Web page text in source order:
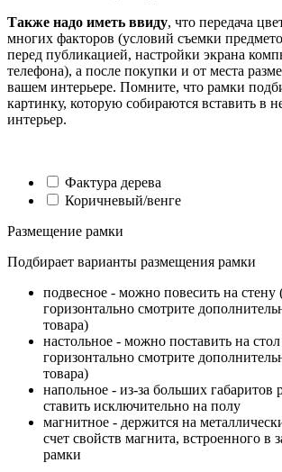
Также надо иметь ввиду, что передача
многих факторов (условий съемки
перед публикацией, настройки экрана
телефона), а после покупки и от места
вашем интерьере. Помните, что рамки
картинку, которую собираются вставить в
интерьер.
Фактура дерева
Коричневый/венге
Размещение рамки
Подбирает варианты размещения рамки
подвесное - можно повесить на стену
горизонтально смотрите
товара)
настольное - можно поставить на
горизонтально смотрите
товара)
напольное - из-за больших
ставить исключительно на полу
магнитное - держится на
счет свойств магнита, встроенного в
рамки